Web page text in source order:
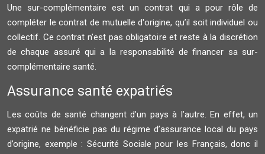
Une sur-complémentaire est un contrat qui a pour rôle de
compléter le contrat de mutuelle d'origine, qu’il soit individuel ou
collectif. Ce contrat n’est pas obligatoire et reste à la discrétion
de chaque assuré qui a la responsabilité de financer sa sur-
complémentaire santé.
Assurance santé expatriés
Les coûts de santé changent d’un pays à l’autre. En effet, un
expatrié ne bénéficie pas du régime d’assurance local du pays
d’origine, exemple : Sécurité Sociale pour les Français, donc il